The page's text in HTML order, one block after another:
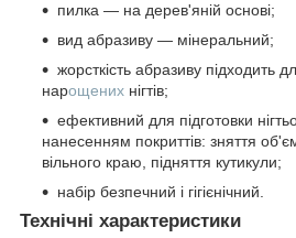
пилка — на дерев'яній основі;
вид абразиву — мінеральний;
жорсткість абразиву підходить
нарощених нігтів;
ефективний для підготовки
нанесенням покриттів: зняття
вільного краю, підняття кутикули;
набір безпечний і гігієнічний.
Технічні характеристики